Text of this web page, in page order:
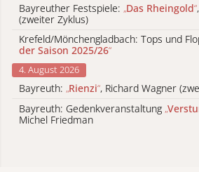
Bayreuther Festspiele: „Das Rheingold“
(zweiter Zyklus)
Krefeld/Mönchengladbach: Tops und
der Saison 2025/26“
4. August 2026
Bayreuth: „Rienzi“, Richard Wagner
Bayreuth: Gedenkveranstaltung „
Michel Friedman